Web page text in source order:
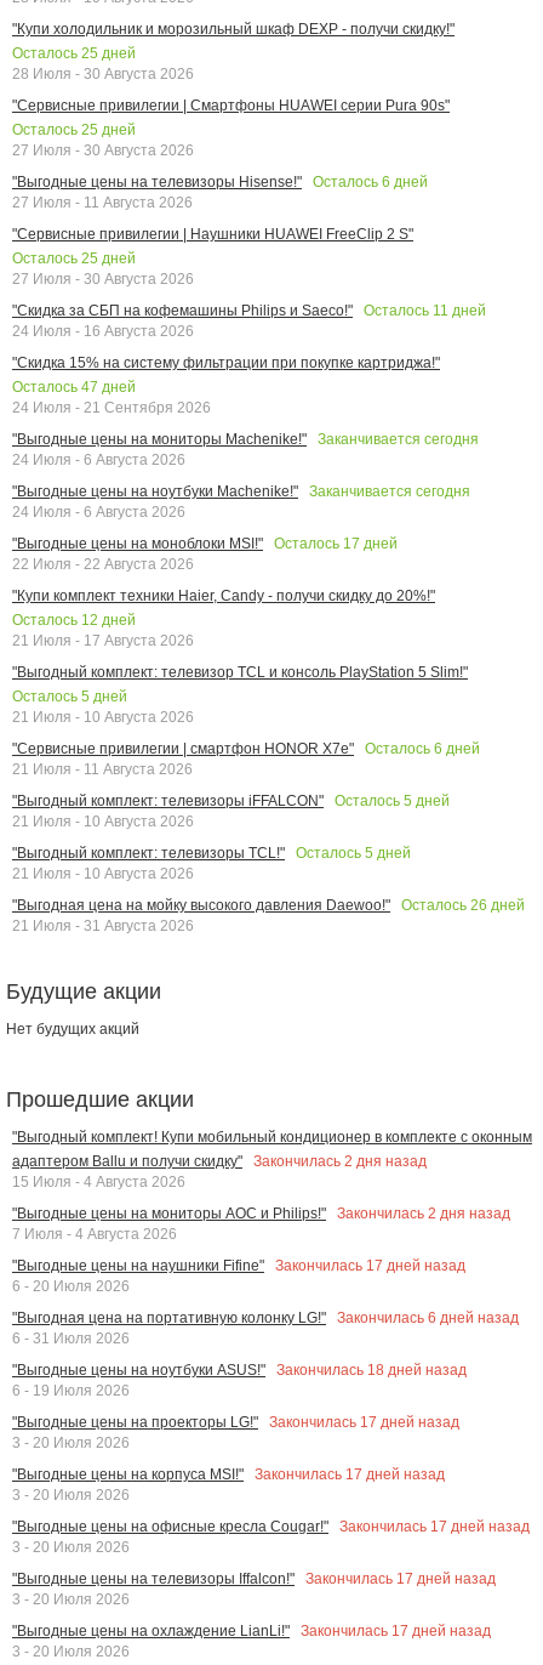
"Купи холодильник и морозильный шкаф DEXP - получи скидку!"
Осталось 25 дней
28 Июля - 30 Августа 2026
"Сервисные привилегии | Смартфоны HUAWEI серии Pura 90s"
Осталось 25 дней
27 Июля - 30 Августа 2026
"Выгодные цены на телевизоры Hisense!"
Осталось 6 дней
27 Июля - 11 Августа 2026
"Сервисные привилегии | Наушники HUAWEI FreeClip 2 S"
Осталось 25 дней
27 Июля - 30 Августа 2026
"Скидка за СБП на кофемашины Philips и Saeco!"
Осталось 11 дней
24 Июля - 16 Августа 2026
"Скидка 15% на систему фильтрации при покупке картриджа!"
Осталось 47 дней
24 Июля - 21 Сентября 2026
"Выгодные цены на мониторы Machenike!"
Заканчивается сегодня
24 Июля - 6 Августа 2026
"Выгодные цены на ноутбуки Machenike!"
Заканчивается сегодня
24 Июля - 6 Августа 2026
"Выгодные цены на моноблоки MSI!"
Осталось 17 дней
22 Июля - 22 Августа 2026
"Купи комплект техники Haier, Candy - получи скидку до 20%!"
Осталось 12 дней
21 Июля - 17 Августа 2026
"Выгодный комплект: телевизор TCL и консоль PlayStation 5 Slim!"
Осталось 5 дней
21 Июля - 10 Августа 2026
"Сервисные привилегии | смартфон HONOR X7e"
Осталось 6 дней
21 Июля - 11 Августа 2026
"Выгодный комплект: телевизоры iFFALCON"
Осталось 5 дней
21 Июля - 10 Августа 2026
"Выгодный комплект: телевизоры TCL!"
Осталось 5 дней
21 Июля - 10 Августа 2026
"Выгодная цена на мойку высокого давления Daewoo!"
Осталось 26 дней
21 Июля - 31 Августа 2026
Будущие акции
Нет будущих акций
Прошедшие акции
"Выгодный комплект! Купи мобильный кондиционер в комплекте с оконным
адаптером Ballu и получи скидку"
Закончилась 2 дня назад
15 Июля - 4 Августа 2026
"Выгодные цены на мониторы AOC и Philips!"
Закончилась 2 дня назад
7 Июля - 4 Августа 2026
"Выгодные цены на наушники Fifine"
Закончилась 17 дней назад
6 - 20 Июля 2026
"Выгодная цена на портативную колонку LG!"
Закончилась 6 дней назад
6 - 31 Июля 2026
"Выгодные цены на ноутбуки ASUS!"
Закончилась 18 дней назад
6 - 19 Июля 2026
"Выгодные цены на проекторы LG!"
Закончилась 17 дней назад
3 - 20 Июля 2026
"Выгодные цены на корпуса MSI!"
Закончилась 17 дней назад
3 - 20 Июля 2026
"Выгодные цены на офисные кресла Cougar!"
Закончилась 17 дней назад
3 - 20 Июля 2026
"Выгодные цены на телевизоры Iffalcon!"
Закончилась 17 дней назад
3 - 20 Июля 2026
"Выгодные цены на охлаждение LianLi!"
Закончилась 17 дней назад
3 - 20 Июля 2026